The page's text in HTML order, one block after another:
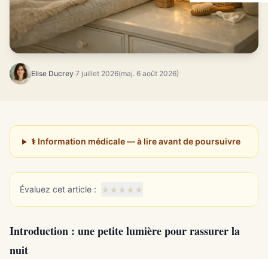
Elise Ducrey·7 juillet 2026(maj. 6 août 2026)
⚕️ Information médicale — à lire avant de poursuivre
Évaluez cet article : ★★★★★
Introduction : une petite lumière pour rassurer la
nuit